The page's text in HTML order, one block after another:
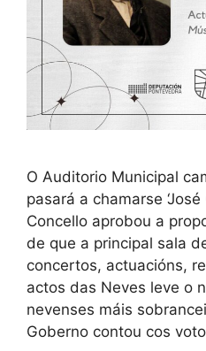
O Auditorio Municipal
pasará a chamarse
Concello aprobou a
de que a principal sala
concertos, actuacións,
actos das Neves leve o
nevenses máis
Goberno contou cos